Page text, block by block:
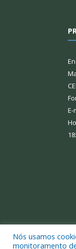
Nós usamos
monitoramento